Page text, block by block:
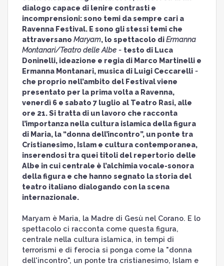
dialogo capace di lenire contrasti e
incomprensioni: sono temi da sempre cari a
Ravenna Festival. E sono gli stessi temi che
attraversano Maryam, lo spettacolo diErmanna
Montanari/Teatro delle Albe - testo di Luca
Doninelli, ideazione e regia di Marco Martinelli e
Ermanna Montanari, musica di Luigi Ceccarelli-
che proprio nell’ambito del Festival viene
presentato per la prima volta a Ravenna,
venerdì 6 e sabato 7 luglio al Teatro Rasi, alle
ore 21. Si tratta di un lavoro che racconta
l’importanza nella cultura islamica della figura
di Maria, la “donna dell’incontro”, un ponte tra
Cristianesimo, Islam e cultura contemporanea,
inserendosi tra quei titoli del repertorio delle
Albe in cui centrale è l’alchimia vocale-sonora
della figura e che hanno segnato la storia del
teatro italiano dialogando con la scena
internazionale.
Maryam è Maria, la Madre di Gesù nel Corano. E lo
spettacolo ci racconta come questa figura,
centrale nella cultura islamica, in tempi di
terrorismi e di ferocia si ponga come la "donna
dell'incontro", un ponte tra cristianesimo, Islam e